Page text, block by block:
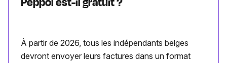
À partir de 2026, tous les indépendants belges
devront envoyer leurs factures dans un format